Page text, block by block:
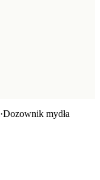
·Dozownik mydła